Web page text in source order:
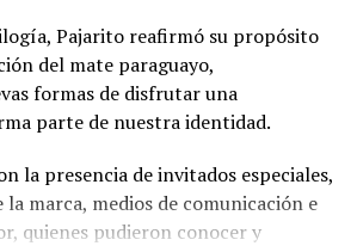
Pajarito reafirmó su propósito
del mate paraguayo,
formas de disfrutar una
parte de nuestra identidad.
la presencia de invitados especiales,
marca, medios de comunicación e
quienes pudieron conocer y